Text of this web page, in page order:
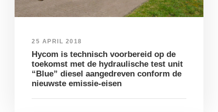
25 APRIL 2018
Hycom is technisch voorbereid op de
toekomst met de hydraulische test unit
“Blue” diesel aangedreven conform de
nieuwste emissie-eisen